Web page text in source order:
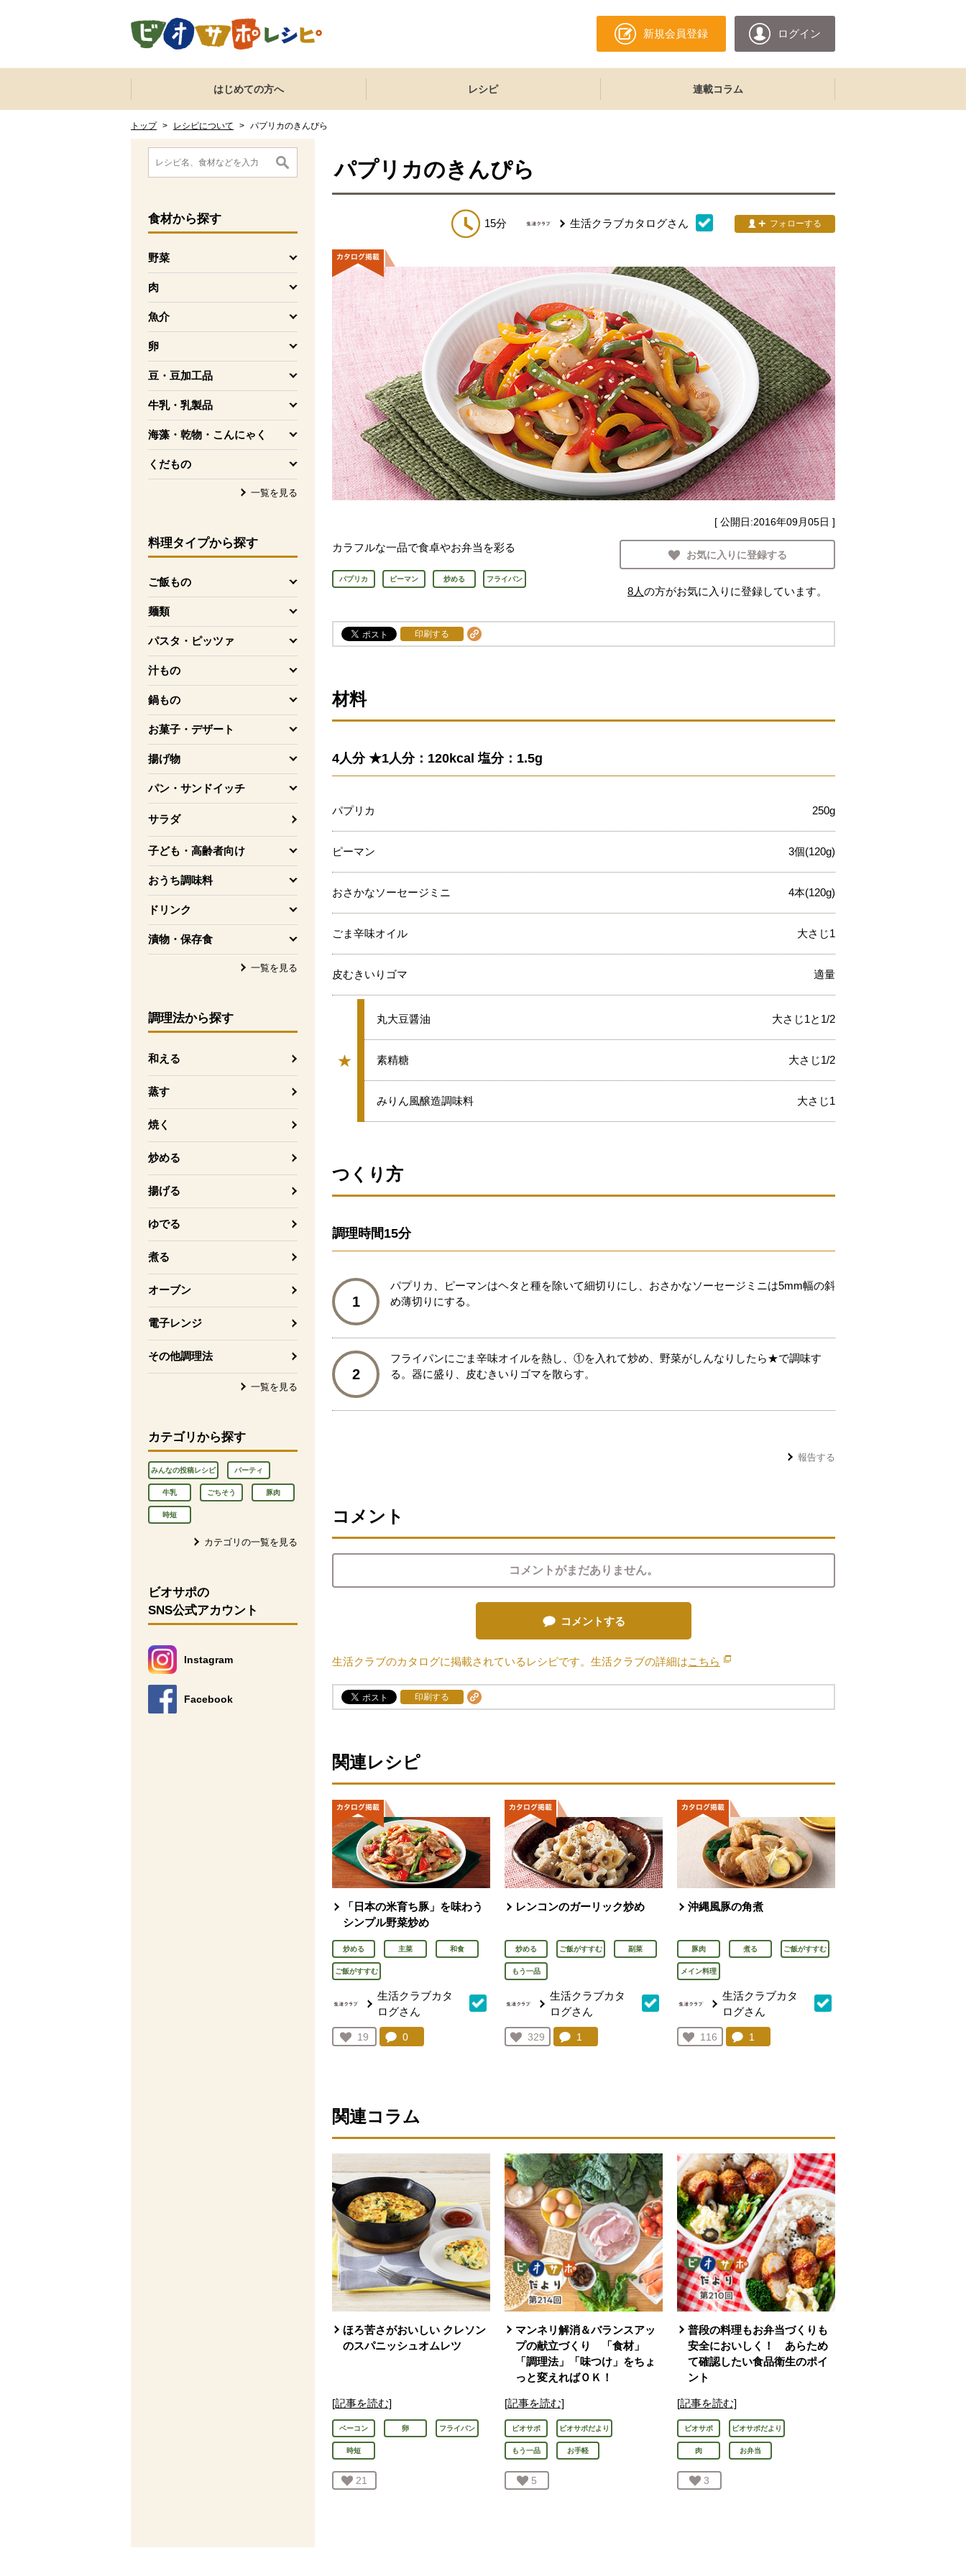
新規会員登録 ログイン
ここからサイト内共通メニューです。
サイト内共通メニューをスキップする
はじめての方へ レシピ 連載コラム
トップ > レシピについて > パプリカのきんぴら
ここから消費材検索メニューです。
食材から探す
野菜
を開く
肉
を開く
魚介
を開く
卵
を開く
豆・豆加工品
を開く
牛乳・乳製品
を開く
海藻・乾物・こんにゃく
を開く
くだもの
を開く
一覧を見る
料理タイプから探す
ご飯もの
を開く
麺類
を開く
パスタ・ピッツァ
を開く
汁もの
を開く
鍋もの
を開く
お菓子・デザート
を開く
揚げ物
を開く
パン・サンドイッチ
を開く
サラダ
子ども・高齢者向け
を開く
おうち調味料
を開く
ドリンク
を開く
漬物・保存食
を開く
一覧を見る
調理法から探す
和える
蒸す
焼く
炒める
揚げる
ゆでる
煮る
オーブン
電子レンジ
その他調理法
一覧を見る
カテゴリから探す
みんなの投稿レシピ パーティ
牛乳 ごちそう 豚肉
時短
カテゴリの一覧を見る
消費材検索メニューここまで。
ここから本文です。
ビオサポの
SNS公式アカウント
Instagram
別のウィンドウで開きます。
Facebook
別のウィンドウで開きます。
パプリカのきんぴら
15分 生活クラブカタログさん フォローする
[ 公開日:2016年09月05日 ]
カラフルな一品で食卓やお弁当を彩る
パプリカ ピーマン 炒める フライパン
お気に入りに登録する
8人の方がお気に入りに登録しています。
印刷する
材料
4人分 ★1人分：120kcal 塩分：1.5g
パプリカ 250g
ピーマン 3個(120g)
おさかなソーセージミニ 4本(120g)
ごま辛味オイル 大さじ1
皮むきいりゴマ 適量
★
グループ
★
丸大豆醤油 大さじ1と1/2
★
素精糖 大さじ1/2
★
みりん風醸造調味料 大さじ1
つくり方
調理時間15分
1
パプリカ、ピーマンはヘタと種を除いて細切りにし、おさかなソーセージミニは5mm幅の斜
め薄切りにする。
2
フライパンにごま辛味オイルを熱し、①を入れて炒め、野菜がしんなりしたら★で調味す
る。器に盛り、皮むきいりゴマを散らす。
報告する
コメント
コメントがまだありません。
コメントする
生活クラブのカタログに掲載されているレシピです。生活クラブの詳細はこちら 別のウィンドウで開きます。
印刷する
関連レシピ
「日本の米育ち豚」を味わう
シンプル野菜炒め
炒める 主菜 和食
ご飯がすすむ
生活クラブカタ
ログさん
お気に入り登録：
19
人が登録
コメント：
0
レンコンのガーリック炒め
炒める ご飯がすすむ 副菜
もう一品
生活クラブカタ
ログさん
お気に入り登録：
329
人が登録
コメント：
1
沖縄風豚の角煮
豚肉 煮る ご飯がすすむ
メイン料理
生活クラブカタ
ログさん
お気に入り登録：
116
人が登録
コメント：
1
関連コラム
ほろ苦さがおいしい クレソン
のスパニッシュオムレツ
[記事を読む]
ベーコン 卵 フライパン
時短
お気に入り登録：
21
マンネリ解消＆バランスアッ
プの献立づくり 「食材」
「調理法」「味つけ」をちょ
っと変えればＯＫ！
[記事を読む]
ビオサポ ビオサポだより
もう一品 お手軽
お気に入り登録：
5
普段の料理もお弁当づくりも
安全においしく！ あらため
て確認したい食品衛生のポイ
ント
[記事を読む]
ビオサポ ビオサポだより
肉 お弁当
お気に入り登録：
3